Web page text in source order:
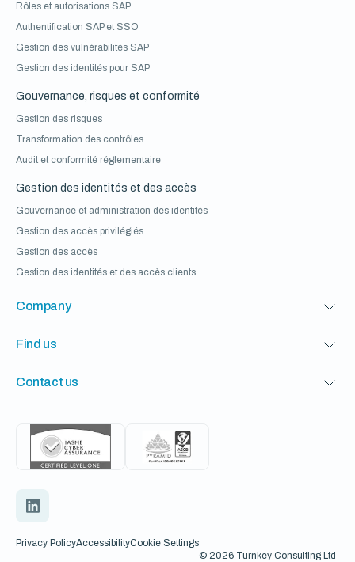
Rôles et autorisations SAP
Authentification SAP et SSO
Gestion des vulnérabilités SAP
Gestion des identités pour SAP
Gouvernance, risques et conformité
Gestion des risques
Transformation des contrôles
Audit et conformité réglementaire
Gestion des identités et des accès
Gouvernance et administration des identités
Gestion des accès privilégiés
Gestion des accès
Gestion des identités et des accès clients
Company
Find us
Contact us
Privacy PolicyAccessibilityCookie Settings
© 2026 Turnkey Consulting Ltd